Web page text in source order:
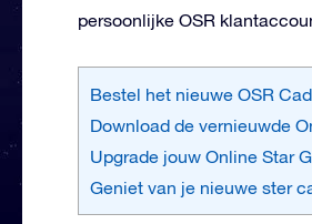
persoonlijke OSR
Bestel het nieuwe OSR
Download de vernieuwde
Upgrade jouw Online Star
Geniet van je nieuwe ster